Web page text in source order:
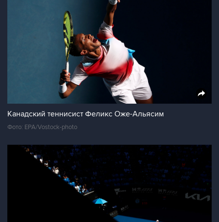
Канадский теннисист Феликс Оже-Альясим
Фото: EPA/Vostock-photo